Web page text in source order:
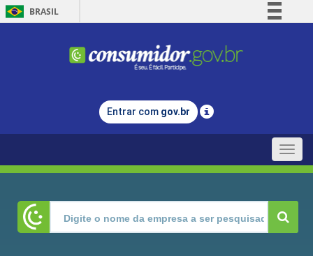
BRASIL
Comunica BR
Legislação
Entrar com gov.br
Toggle